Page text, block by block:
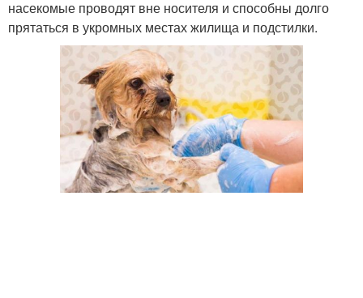
насекомые проводят вне носителя и способны долго
прятаться в укромных местах жилища и подстилки.